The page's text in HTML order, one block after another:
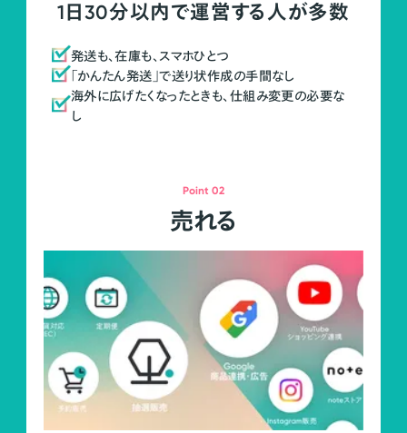
1日30分以内で運営する人が多数
発送も、在庫も、スマホひとつ
「かんたん発送」で送り状作成の手間なし
海外に広げたくなったときも、仕組み変更の必要な
し
Point 02
売れる